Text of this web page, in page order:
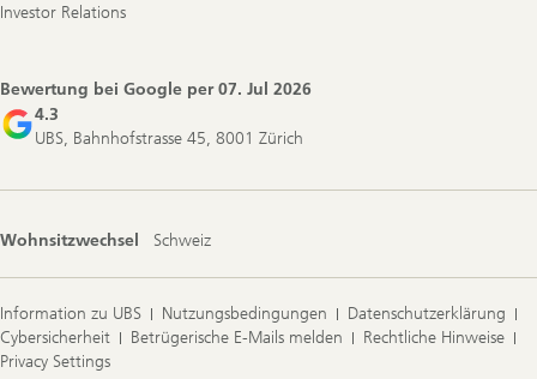
Investor Relations
Bewertung bei Google per07. Jul 2026
4.3
UBS, Bahnhofstrasse 45, 8001 Zürich
Wohnsitzwechsel Schweiz
Information zu UBS Nutzungsbedingungen
Datenschutzerklärung
Cybersicherheit
Betrügerische E-Mails melden
Rechtliche Hinweise
Privacy Settings